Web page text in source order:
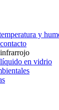
y
en vidrio